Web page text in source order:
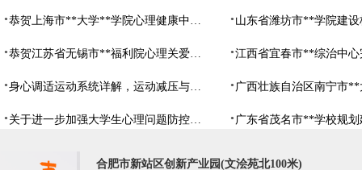
恭贺上海市**大学**学院心理健康中心建设项目由阳光心健代理商中标
恭贺江苏省无锡市**福利院心理关爱中心建设项目由阳光心健代理商中标
身心调适运动系统详解，运动减压与心理调适全指南
关于进一步加强大学生心理问题防控，防控大学生心理危机
合肥市新站区创新产业园(文浍苑北100米)